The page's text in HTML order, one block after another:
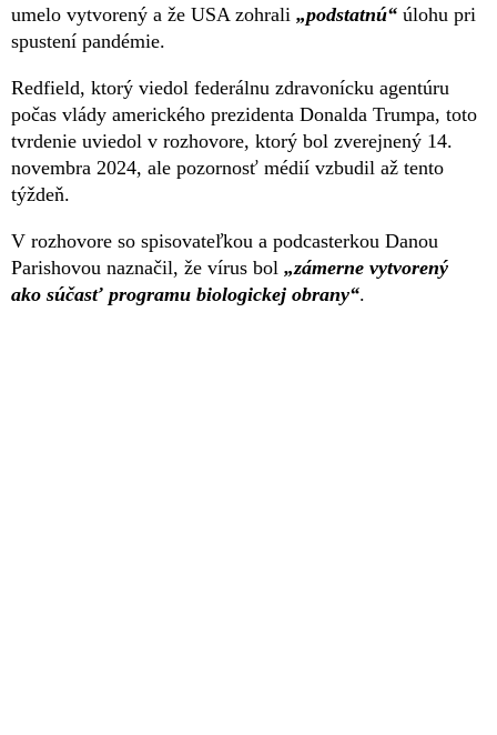
umelo vytvorený a že USA zohrali „podstatnú“ úlohu pri
spustení pandémie.
Redfield, ktorý viedol federálnu zdravonícku agentúru
počas vlády amerického prezidenta Donalda Trumpa, toto
tvrdenie uviedol v rozhovore, ktorý bol zverejnený 14.
novembra 2024, ale pozornosť médií vzbudil až tento
týždeň.
V rozhovore so spisovateľkou a podcasterkou Danou
Parishovou naznačil, že vírus bol „zámerne vytvorený
ako súčasť programu biologickej obrany“.